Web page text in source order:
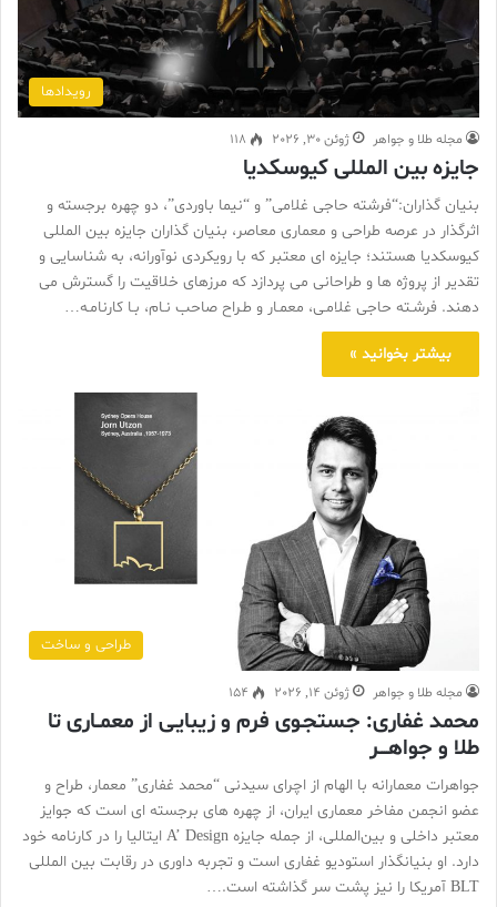
رویدادها
مجله طلا و جواهر ژوئن 30, 2026 118
جایزه بین المللی کیوسکدیا
بنیان گذاران:“فرشته حاجی غلامی” و “نیما باوردی”، دو چهره برجسته و
اثرگذار در عرصه طراحی و معماری معاصر، بنیان گذاران جایزه بین المللی
کیوسکدیا هستند؛ جایزه ای معتبر که با رویکردی نوآورانه، به شناسایی و
تقدیر از پروژه ها و طراحانی می پردازد که مرزهای خلاقیت را گسترش می
دهند. فرشـته حاجی غلامـی، معمـار و طـراح صاحب نـام، بـا کارنامـه…
بیشتر بخوانید »
طراحی و ساخت
مجله طلا و جواهر ژوئن 14, 2026 154
محمد غفاری: جستجـوی فرم و زیبایـی از معمــاری تا
طلا و جواهــــر
جواهرات معمارانه با الهام از اچرای سیدنی “محمد غفاری” معمار، طراح و
عضو انجمن مفاخر معماری ایران، از چهره های برجسته ای است که جوایز
معتبر داخلی و بین‌المللی، از جمله جایزه A’ Design ایتالیا را در کارنامه خود
دارد. او بنیانگذار استودیو غفاری است و تجربه داوری در رقابت بین المللی
BLT آمریکا را نیز پشت سر گذاشته است.…